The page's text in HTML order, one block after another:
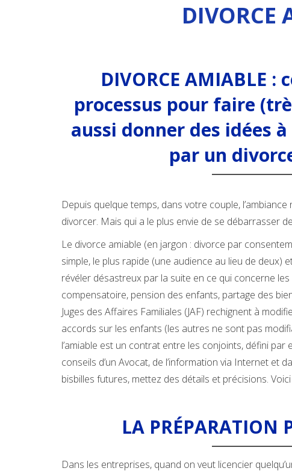
DIVORCE
DIVORCE AMIABLE
processus pour faire
aussi donner des idées
par un
Depuis quelque temps, dans votre couple,
divorcer. Mais qui a le plus envie de se débarrasser
Le divorce amiable (en jargon : divorce par
simple, le plus rapide (une audience au lieu de deux)
révéler désastreux par la suite en ce qui concerne
compensatoire, pension des enfants, partage des
Juges des Affaires Familiales (JAF) rechignent à
accords sur les enfants (les autres ne sont pas
l’amiable est un contrat entre les conjoints, défini
conseils d’un Avocat, de l’information via Internet et
bisbilles futures, mettez des détails et précisions.
LA PRÉPARATION
Dans les entreprises, quand on veut licencier